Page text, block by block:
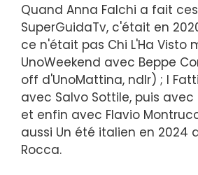
Quand Anna Falchi a fait
SuperGuidaTv, c'était en
ce n'était pas Chi L'Ha Visto
UnoWeekend avec Beppe
off d'UnoMattina, ndlr) ; I
avec Salvo Sottile, puis avec
et enfin avec Flavio
aussi Un été italien en 2024
Rocca.